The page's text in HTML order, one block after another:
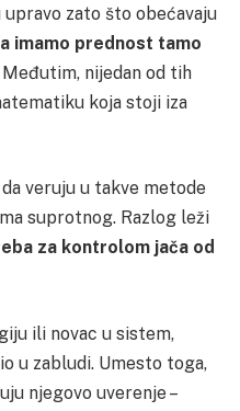
zato što obećavaju
imamo prednost tamo
Međutim, nijedan od tih
koja stoji iza
veruju u takve metode
suprotnog. Razlog leži
za kontrolom jača od
ili novac u sistem,
u zabludi. Umesto toga,
njegovo uverenje –